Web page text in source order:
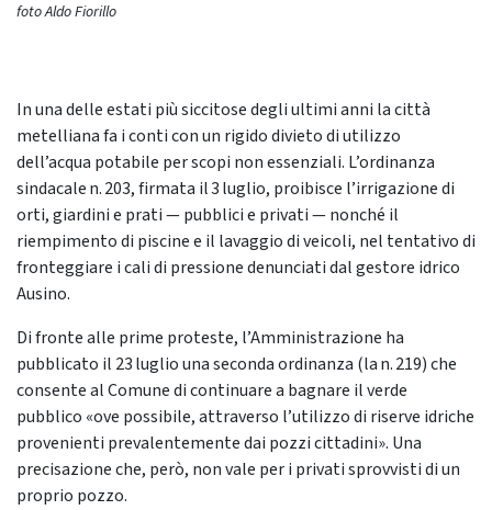
foto Aldo Fiorillo
In una delle estati più siccitose degli ultimi anni la città
metelliana fa i conti con un rigido divieto di utilizzo
dell’acqua potabile per scopi non essenziali. L’ordinanza
sindacale n. 203, firmata il 3 luglio, proibisce l’irrigazione di
orti, giardini e prati — pubblici e privati — nonché il
riempimento di piscine e il lavaggio di veicoli, nel tentativo di
fronteggiare i cali di pressione denunciati dal gestore idrico
Ausino.
Di fronte alle prime proteste, l’Amministrazione ha
pubblicato il 23 luglio una seconda ordinanza (la n. 219) che
consente al Comune di continuare a bagnare il verde
pubblico «ove possibile, attraverso l’utilizzo di riserve idriche
provenienti prevalentemente dai pozzi cittadini». Una
precisazione che, però, non vale per i privati sprovvisti di un
proprio pozzo.